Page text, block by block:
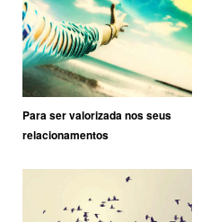
Para ser valorizada nos seus
relacionamentos